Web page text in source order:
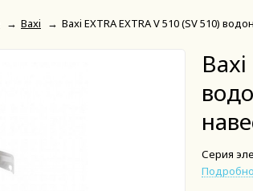
→ Baxi → Baxi EXTRA EXTRA V 510 (SV 510)
Baxi
Серия